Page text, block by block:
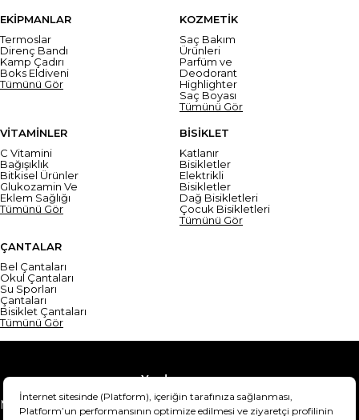
EKİPMANLAR
Termoslar
Direnç Bandı
Kamp Çadırı
Boks Eldiveni
Tümünü Gör
KOZMETİK
Saç Bakım
Ürünleri
Parfüm ve
Deodorant
Highlighter
Saç Boyası
Tümünü Gör
VİTAMİNLER
C Vitamini
Bağışıklık
Bitkisel Ürünler
Glukozamin Ve
Eklem Sağlığı
Tümünü Gör
BİSİKLET
Katlanır
Bisikletler
Elektrikli
Bisikletler
Dağ Bisikletleri
Çocuk Bisikletleri
Tümünü Gör
ÇANTALAR
Bel Çantaları
Okul Çantaları
Su Sporları
Çantaları
Bisiklet Çantaları
Tümünü Gör
Yardım
Mesafeli Satış Sözleşmesi
Teslimat Bilgisi